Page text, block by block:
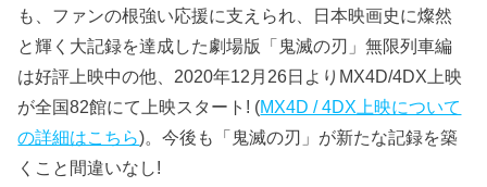
も、ファンの根強い応援に支えられ、日本映画史に燦然
と輝く大記録を達成した劇場版「鬼滅の刃」無限列車編
は好評上映中の他、2020年12月26日よりMX4D/4DX上映
が全国82館にて上映スタート! (MX4D / 4DX上映について
の詳細はこちら)。今後も「鬼滅の刃」が新たな記録を築
くこと間違いなし!